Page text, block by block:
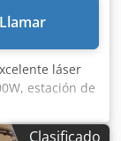
Llamar
láser
estación de
Puede ser
previa.
Clasificado